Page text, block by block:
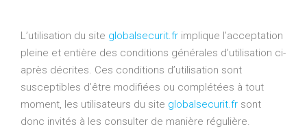
L’utilisation du site globalsecurit.fr implique l’acceptation
pleine et entière des conditions générales d’utilisation ci-
après décrites. Ces conditions d’utilisation sont
susceptibles d’être modifiées ou complétées à tout
moment, les utilisateurs du site globalsecurit.fr sont
donc invités à les consulter de manière régulière.